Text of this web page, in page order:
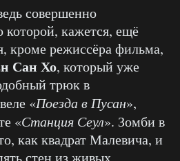
совершенно
которой, кажется, ещё
кроме режиссёра фильма,
Сан Хо, который уже
трюк в
«Поезда в Пусан»,
«Станция Сеул». Зомби в
как квадрат Малевича, и
стен из живых